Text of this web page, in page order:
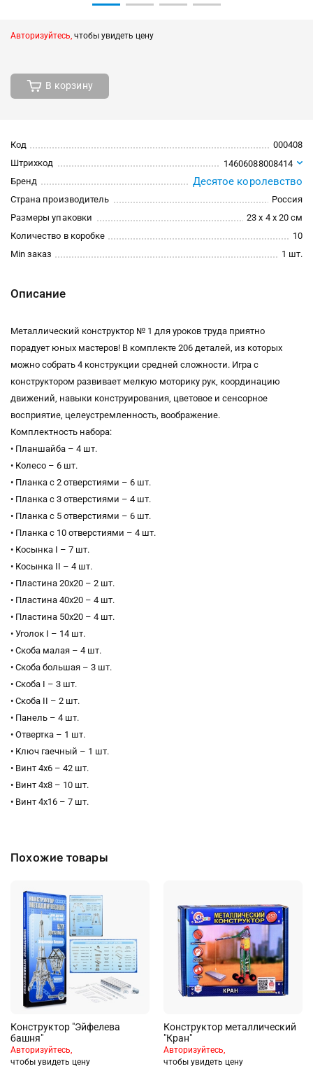
Авторизуйтесь, чтобы увидеть цену
В корзину
Код
000408
Штрихкод
14606088008414
Бренд
Десятое королевство
Страна производитель
Россия
Размеры упаковки
23 x 4 x 20 см
Количество в коробке
10
Min заказ
1 шт.
Описание
Металлический конструктор № 1 для уроков труда приятно
порадует юных мастеров! В комплекте 206 деталей, из которых
можно собрать 4 конструкции средней сложности. Игра с
конструктором развивает мелкую моторику рук, координацию
движений, навыки конструирования, цветовое и сенсорное
восприятие, целеустремленность, воображение.
Комплектность набора:
• Планшайба – 4 шт.
• Колесо – 6 шт.
• Планка с 2 отверстиями – 6 шт.
• Планка с 3 отверстиями – 4 шт.
• Планка с 5 отверстиями – 6 шт.
• Планка с 10 отверстиями – 4 шт.
• Косынка I – 7 шт.
• Косынка II – 4 шт.
• Пластина 20х20 – 2 шт.
• Пластина 40х20 – 4 шт.
• Пластина 50х20 – 4 шт.
• Уголок I – 14 шт.
• Скоба малая – 4 шт.
• Скоба большая – 3 шт.
• Скоба I – 3 шт.
• Скоба II – 2 шт.
• Панель – 4 шт.
• Отвертка – 1 шт.
• Ключ гаечный – 1 шт.
• Винт 4х6 – 42 шт.
• Винт 4х8 – 10 шт.
• Винт 4х16 – 7 шт.
• Гайка – 60 шт.
продукции.
Для детей от 6 до 10 лет.
Похожие товары
Конструктор "Эйфелева
башня"
Авторизуйтесь,
чтобы увидеть цену
Конструктор металлический
"Кран"
Авторизуйтесь,
чтобы увидеть цену